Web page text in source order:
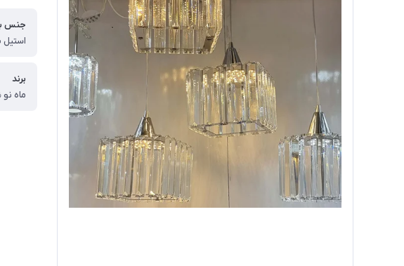
جنس
برند
ماه نو